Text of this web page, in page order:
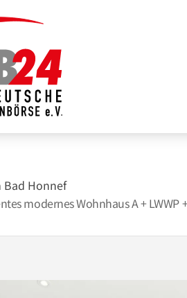
Bad Honnef
modernes Wohnhaus A +